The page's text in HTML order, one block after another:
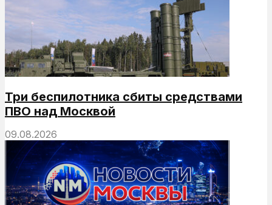
Три беспилотника сбиты средствами
ПВО над Москвой
09.08.2026